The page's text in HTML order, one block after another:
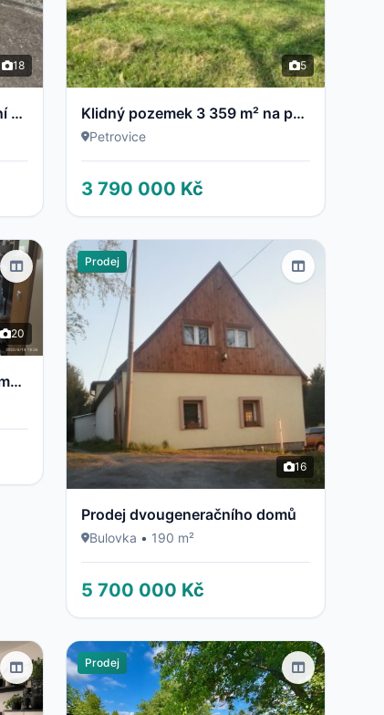
18
Rodinný dům 4+1 blízko Dolní Moravy
5
Klidný pozemek 3 359 m² na polosamotě u Petrovic
Petrovice
3 790 000 Kč
20
Rovinj – Zařízený dvojbyt 76 m² + 2 garáže (23 m²) – K PRODEJI MAJITELEM (0% AGENTURNÍ PROVIZE)
Prodej
16
Prodej dvougeneračního domů
Bulovka • 190 m²
5 700 000 Kč
Prodej